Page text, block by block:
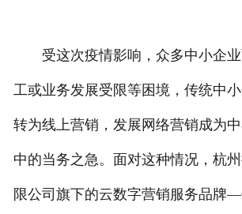
受这次疫情影响，众多中小企业
工或业务发展受限等困境，传统中
转为线上营销，发展网络营销成为
中的当务之急。面对这种情况，杭
限公司旗下的云数字营销服务品牌